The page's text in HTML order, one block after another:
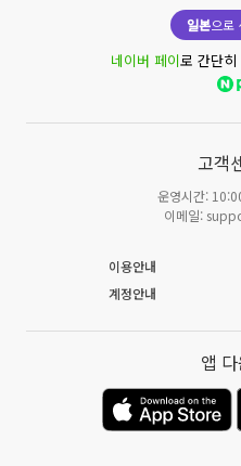
일본으로
네이버 페이로 간단
고객
운영시간:
이메일:
이용안내
계정안내
앱